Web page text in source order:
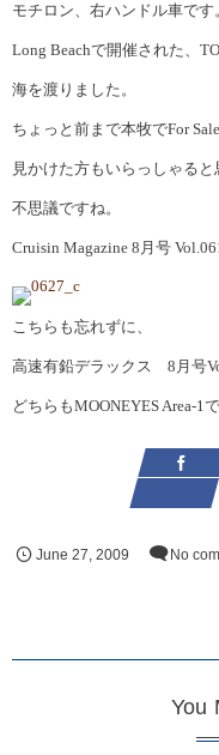
モチロン、右ハンドル車です
Long Beachで開催された、
海を渡りました。
ちょっと前まで本牧でFor
見かけた方もいらっしゃる
不思議ですね。
Cruisin Magazine 8月号
こちらも忘れずに、
高速有鉛デラックス 8 月号
どちらもMOONEYES Area-1
June 27, 2009 No
You